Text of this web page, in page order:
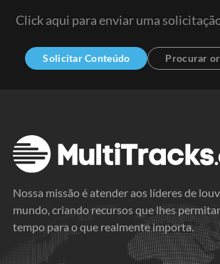
Click aqui para enviar uma
Solicitar Conteúdo Procurar
Nossa missão é atender aos líderes de
mundo, criando recursos que lhes
tempo para o que realmente importa.